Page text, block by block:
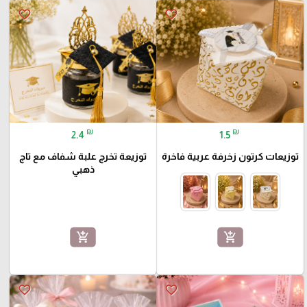
favorite_border
1.5 ₪
توزيعات كرتون زخرفة عربية فاخرة
add_shopping_cart
favorite_border
2.4 ₪
توزيعة تخرج علبة شفاف مع تاج
ذهبي
add_shopping_cart
favorite_border
favorite_border